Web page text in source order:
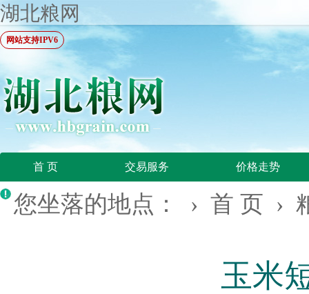
湖北粮网
网站支持IPV6
首 页 交易服务 价格走势
您坐落的地点： › 首 页 ›
玉米